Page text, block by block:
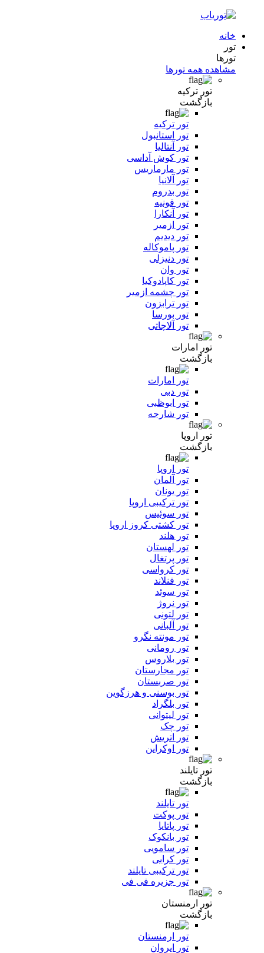
خانه
تور
تورها
مشاهده همه تورها
تور ترکیه
بازگشت
تور ترکیه
تور استانبول
تور آنتالیا
تور کوش آداسی
تور مارماریس
تور آلانیا
تور بدروم
تور قونیه
تور آنکارا
تور ازمیر
تور دیدیم
تور پاموکاله
تور دنیزلی
تور وان
تور کاپادوکیا
تور چشمه ازمیر
تور ترابزون
تور بورسا
تور آلاچاتی
تور امارات
بازگشت
تور امارات
تور دبی
تور ابوظبی
تور شارجه
تور اروپا
بازگشت
تور اروپا
تور آلمان
تور یونان
تور ترکیبی اروپا
تور سوئیس
تور کشتی کروز اروپا
تور هلند
تور لهستان
تور پرتغال
تور کرواسی
تور فنلاند
تور سوئد
تور نروژ
تور لتونی
تور آلبانی
تور مونته نگرو
تور رومانی
تور بلاروس
تور مجارستان
تور صربستان
تور بوسنی و هرزگوین
تور بلگراد
تور لیتوانی
تور چک
تور اتریش
تور اوکراین
تور تایلند
بازگشت
تور تایلند
تور پوکت
تور پاتایا
تور بانکوک
تور سامویی
تور کرابی
تور ترکیبی تایلند
تور جزیره فی فی
تور ارمنستان
بازگشت
تور ارمنستان
تور ایروان